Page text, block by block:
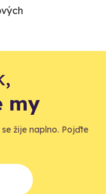
my
žije naplno. Pojďte